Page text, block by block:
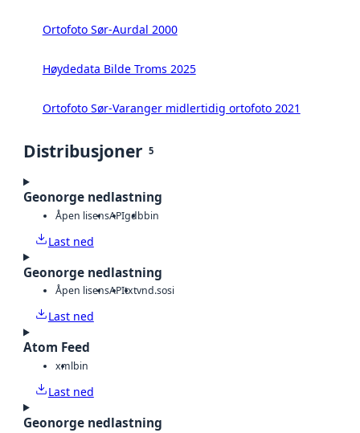
Ortofoto Sør-Aurdal 2000
Høydedata Bilde Troms 2025
Ortofoto Sør-Varanger midlertidig ortofoto 2021
Distribusjoner 5
Geonorge nedlastning
Åpen lisensAPIgdbbin
Last ned
Geonorge nedlastning
Åpen lisensAPItxtvnd.sosi
Last ned
Atom Feed
xmlbin
Last ned
Geonorge nedlastning